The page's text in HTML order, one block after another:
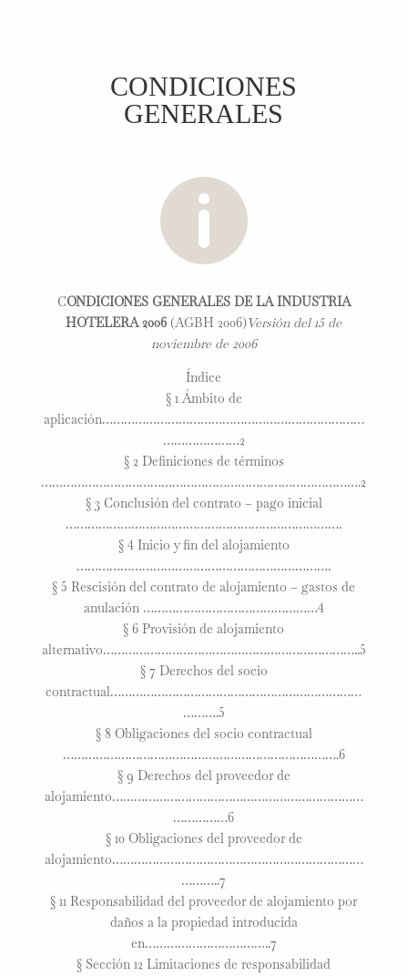
CONDICIONES
GENERALES

CONDICIONES GENERALES DE LAINDUSTRIA
HOTELERA 2006 (AGBH 2006)Versión del 15 de
noviembre de 2006
Índice
§ 1 Ámbito de
aplicación………………………………………………………………
…………………2
§ 2 Definiciones de términos
…………………………………………………………………………….2
§ 3 Conclusión del contrato – pago inicial
………………………………………………………………….
§ 4 Inicio y fin del alojamiento
…………………………………………………………….
§ 5 Rescisión del contrato de alojamiento – gastos de
anulación …………………………………………4
§ 6 Provisión de alojamiento
alternativo……………………………………………………………..5
§ 7 Derechos del socio
contractual……………………………………………………………
……….5
§ 8 Obligaciones del socio contractual
………………………………………………………………….6
§ 9 Derechos del proveedor de
alojamiento……………………………………………………………
……………6
§ 10 Obligaciones del proveedor de
alojamiento……………………………………………………………
………..7
§ 11 Responsabilidad del proveedor de alojamiento por
daños a la propiedad introducida
en……………………………..7
§ Sección 12 Limitaciones de responsabilidad